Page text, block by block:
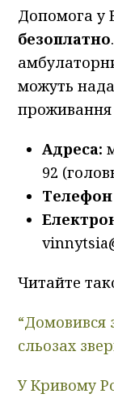
Допомога у
безоплатно
можуть
проживання
Адреса:
92
Телефон
Читайте
“Домовився
сльозах
У Кривому